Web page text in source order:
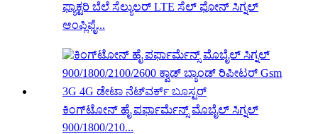
ಫ್ಯಾಕ್ಟರಿ ಬೆಲೆ ಸೆಲ್ಯುಲರ್ LTE ಸೆಲ್ ಫೋನ್ ಸಿಗ್ನಲ್
ಆಂಪ್ಲಿಫೈ...
ಕಿಂಗ್‌ಟೋನ್ ಹೈ ಪರ್ಫಾರ್ಮೆನ್ಸ್ ಮೊಬೈಲ್ ಸಿಗ್ನಲ್
900/1800/210...